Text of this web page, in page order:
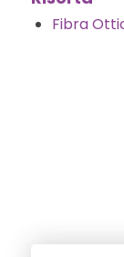
Fibra